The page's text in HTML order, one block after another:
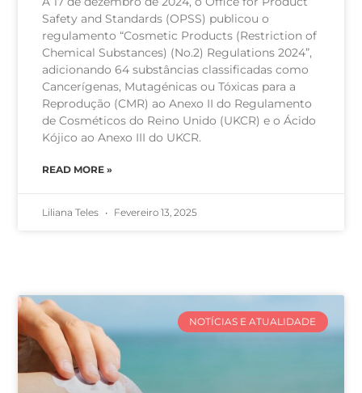
Safety and Standards (OPSS) publicou o
regulamento “Cosmetic Products (Restriction of
Chemical Substances) (No.2) Regulations 2024”,
adicionando 64 substâncias classificadas como
Cancerígenas, Mutagénicas ou Tóxicas para a
Reprodução (CMR) ao Anexo II do Regulamento
de Cosméticos do Reino Unido (UKCR) e o Ácido
Kójico ao Anexo III do UKCR.
READ MORE »
Liliana Teles Fevereiro 13, 2025
NOTÍCIAS E ATUALIDADE